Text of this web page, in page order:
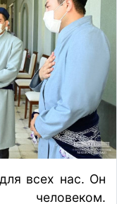
всех нас. Он